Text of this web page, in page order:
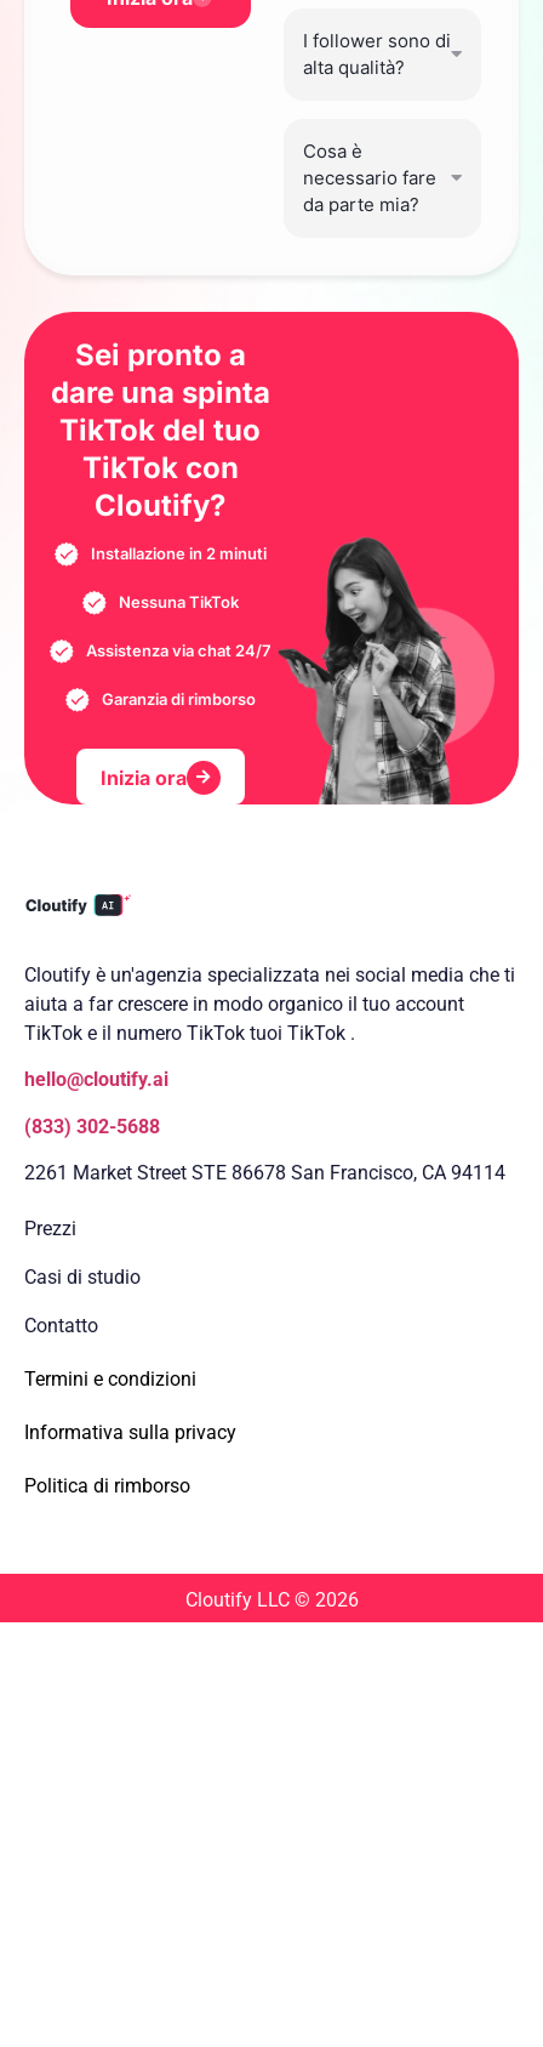
I follower sono di
alta qualità?
Cosa è
necessario fare
da parte mia?
Sei pronto a
dare una spinta
TikTok del tuo
TikTok con
Cloutify?
Installazione in 2 minuti
Nessuna TikTok
Assistenza via chat 24/7
Garanzia di rimborso
Inizia ora
Cloutify è un'agenzia specializzata nei social media che ti
aiuta a far crescere in modo organico il tuo account
TikTok e il numero TikTok tuoi TikTok .
hello@cloutify.ai
(833) 302-5688
2261 Market Street STE 86678 San Francisco, CA 94114
Prezzi
Casi di studio
Contatto
Termini e condizioni
Informativa sulla privacy
Politica di rimborso
Cloutify LLC© 2026